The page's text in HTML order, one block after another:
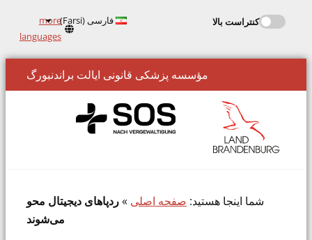
Kontrastmodus
کنتراست بالا فارسی (Farsi)
more
languages
مؤسسه پزشکی قانونی ایالت براندنبورگ
شما اینجا هستید: صفحه اصلی »ردپاهای دیجیتال محو
می‌شوند